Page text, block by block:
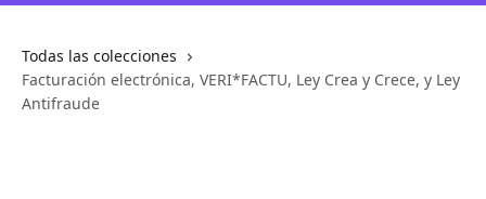
Todas las colecciones
Facturación electrónica, VERI*FACTU, Ley Crea y Crece, y Ley
Antifraude